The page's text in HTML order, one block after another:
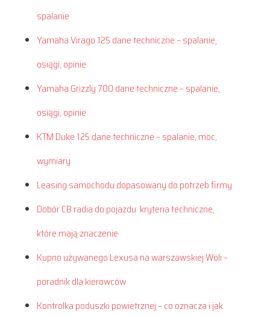
spalanie
Yamaha Virago 125 dane techniczne – spalanie,
osiągi, opinie
Yamaha Grizzly 700 dane techniczne – spalanie,
osiągi, opinie
KTM Duke 125 dane techniczne – spalanie, moc,
wymiary
Leasing samochodu dopasowany do potrzeb firmy
Dobór CB radia do pojazdu: kryteria techniczne,
które mają znaczenie
Kupno używanego Lexusa na warszawskiej Woli –
poradnik dla kierowców
Kontrolka poduszki powietrznej – co oznacza i jak